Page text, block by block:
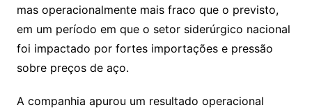
k p
a
s
g
e
c
o
m
M
ai
l
s
mas operacionalmente mais fraco que o previsto,
em um período em que o setor siderúrgico nacional
foi impactado por fortes importações e pressão
sobre preços de aço.
A companhia apurou um resultado operacional